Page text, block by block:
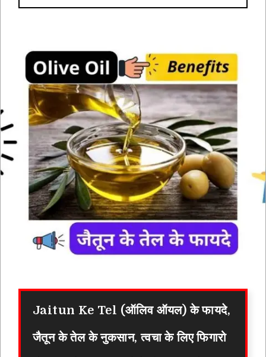
Jaitun Ke Tel (ऑलिव ऑयल) के फायदे,
जैतून के तेल के नुकसान, त्वचा के लिए फिगारो